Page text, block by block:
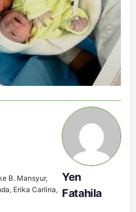
B. Mansyur,
, Erika Carlina,
Yen
Fatahila